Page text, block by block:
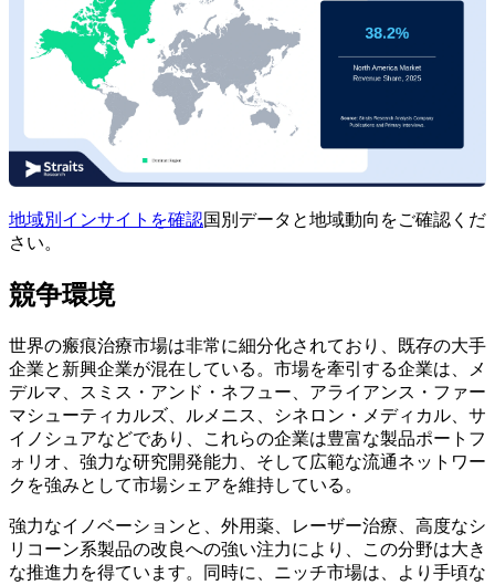
地域別インサイトを確認国別データと地域動向をご確認くだ
さい。
競争環境
世界の瘢痕治療市場は非常に細分化されており、既存の大手
企業と新興企業が混在している。市場を牽引する企業は、メ
デルマ、スミス・アンド・ネフュー、アライアンス・ファー
マシューティカルズ、ルメニス、シネロン・メディカル、サ
イノシュアなどであり、これらの企業は豊富な製品ポートフ
ォリオ、強力な研究開発能力、そして広範な流通ネットワー
クを強みとして市場シェアを維持している。
強力なイノベーションと、外用薬、レーザー治療、高度なシ
リコーン系製品の改良への強い注力により、この分野は大き
な推進力を得ています。同時に、ニッチ市場は、より手頃な